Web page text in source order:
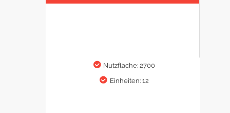
Nutzfläche: 2700
Einheiten: 12